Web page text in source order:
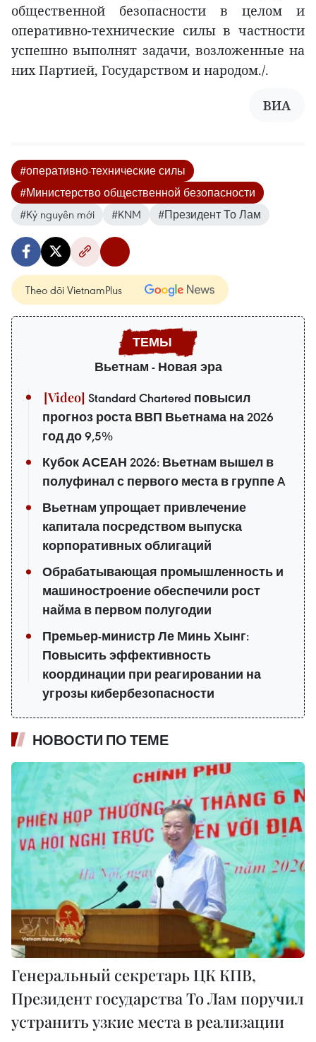
общественной безопасности в целом и
оперативно-технические силы в частности
успешно выполнят задачи, возложенные на
них Партией, Государством и народом./.
ВИА
#оперативно-технические силы
#Министерство общественной безопасности
#Kỷ nguyên mới
#KNM #Президент То Лам
Theo dõi VietnamPlus
Вьетнам - Новая эра
Standard Chartered повысил
прогноз роста ВВП Вьетнама на 2026
год до 9,5%
Кубок АСЕАН 2026: Вьетнам вышел в
полуфинал с первого места в группе A
Вьетнам упрощает привлечение
капитала посредством выпуска
корпоративных облигаций
Обрабатывающая промышленность и
машиностроение обеспечили рост
найма в первом полугодии
Премьер-министр Ле Минь Хынг:
Повысить эффективность
координации при реагировании на
угрозы кибербезопасности
НОВОСТИ ПО ТЕМЕ
Генеральный секретарь ЦК КПВ,
Президент государства То Лам поручил
устранить узкие места в реализации